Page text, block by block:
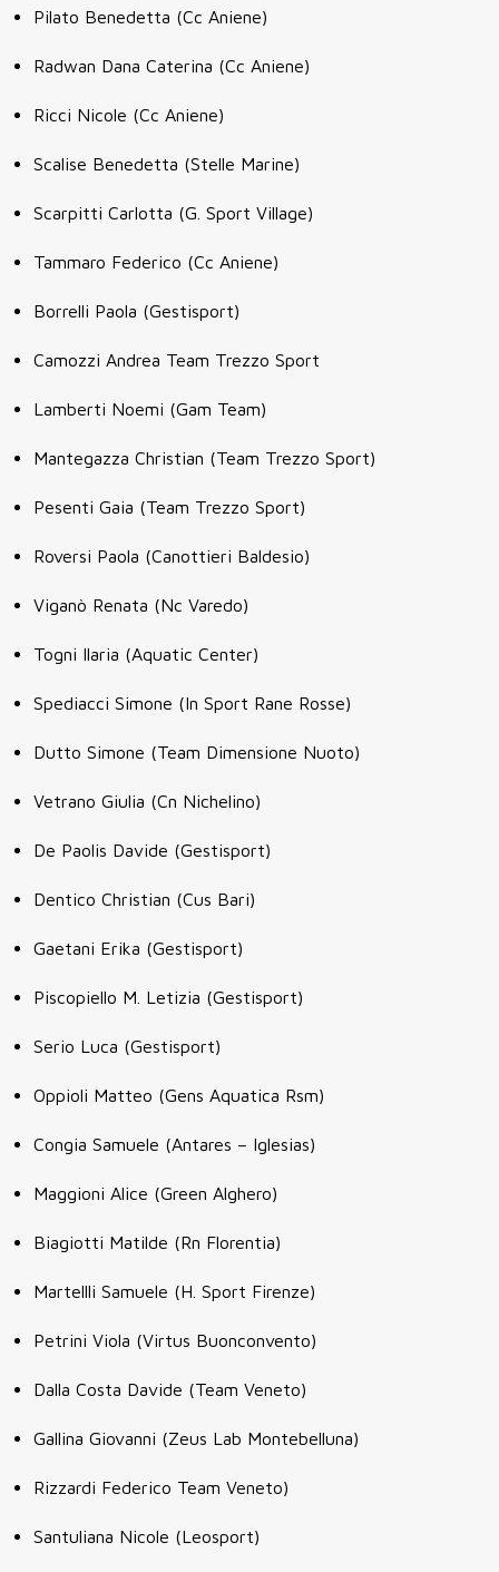
Pilato Benedetta (Cc Aniene)
Radwan Dana Caterina (Cc Aniene)
Ricci Nicole (Cc Aniene)
Scalise Benedetta (Stelle Marine)
Scarpitti Carlotta (G. Sport Village)
Tammaro Federico (Cc Aniene)
Borrelli Paola (Gestisport)
Camozzi Andrea Team Trezzo Sport
Lamberti Noemi (Gam Team)
Mantegazza Christian (Team Trezzo Sport)
Pesenti Gaia (Team Trezzo Sport)
Roversi Paola (Canottieri Baldesio)
Viganò Renata (Nc Varedo)
Togni Ilaria (Aquatic Center)
Spediacci Simone (In Sport Rane Rosse)
Dutto Simone (Team Dimensione Nuoto)
Vetrano Giulia (Cn Nichelino)
De Paolis Davide (Gestisport)
Dentico Christian (Cus Bari)
Gaetani Erika (Gestisport)
Piscopiello M. Letizia (Gestisport)
Serio Luca (Gestisport)
Oppioli Matteo (Gens Aquatica Rsm)
Congia Samuele (Antares – Iglesias)
Maggioni Alice (Green Alghero)
Biagiotti Matilde (Rn Florentia)
Martellli Samuele (H. Sport Firenze)
Petrini Viola (Virtus Buonconvento)
Dalla Costa Davide (Team Veneto)
Gallina Giovanni (Zeus Lab Montebelluna)
Rizzardi Federico Team Veneto)
Santuliana Nicole (Leosport)